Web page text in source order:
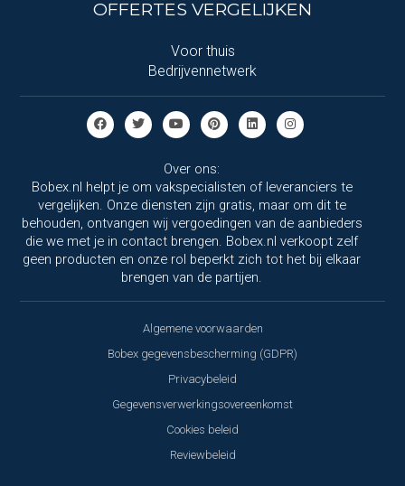
OFFERTES VERGELIJKEN
Voor thuis
Bedrijvennetwerk
Over ons:
Bobex.nl helpt je om vakspecialisten of leveranciers te
vergelijken. Onze diensten zijn gratis, maar om dit te
behouden, ontvangen wij vergoedingen van de aanbieders
die we met je in contact brengen. Bobex.nl verkoopt zelf
geen producten en onze rol beperkt zich tot het bij elkaar
brengen van de partijen.
Algemene voorwaarden
Bobex gegevensbescherming (GDPR)
Privacybeleid
Gegevensverwerkingsovereenkomst
Cookies beleid
Reviewbeleid